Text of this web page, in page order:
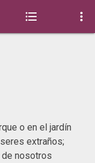
 
o en el jardín
extraños;
nosotros